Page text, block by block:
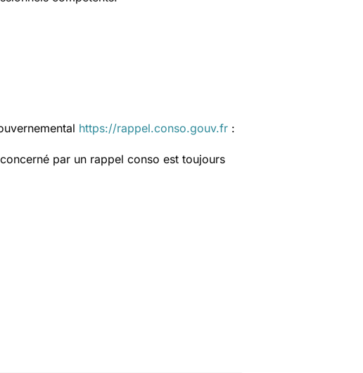
https://rappel.conso.gouv.fr :
par un rappel conso est toujours